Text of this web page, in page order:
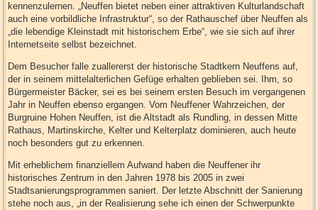
kennenzulernen. „Neuffen bietet neben einer attraktiven Kulturlandschaft
auch eine vorbildliche Infrastruktur“, so der Rathauschef über Neuffen als
„die lebendige Kleinstadt mit historischem Erbe“, wie sie sich auf ihrer
Internetseite selbst bezeichnet.
Dem Besucher falle zuallererst der historische Stadtkern Neuffens auf,
der in seinem mittelalterlichen Gefüge erhalten geblieben sei. Ihm, so
Bürgermeister Bäcker, sei es bei seinem ersten Besuch im vergangenen
Jahr in Neuffen ebenso ergangen. Vom Neuffener Wahrzeichen, der
Burgruine Hohen Neuffen, ist die Altstadt als Rundling, in dessen Mitte
Rathaus, Martinskirche, Kelter und Kelterplatz dominieren, auch heute
noch besonders gut zu erkennen.
Mit erheblichem finanziellem Aufwand haben die Neuffener ihr
historisches Zentrum in den Jahren 1978 bis 2005 in zwei
Stadtsanierungsprogrammen saniert. Der letzte Abschnitt der Sanierung
stehe noch aus, „in der Realisierung sehe ich einen der Schwerpunkte